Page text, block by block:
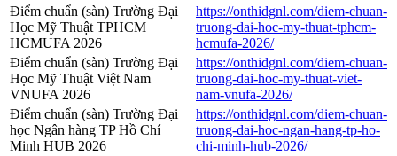
Điểm chuẩn (sàn) Trường Đại
Học Mỹ Thuật TPHCM
HCMUFA 2026
https://onthidgnl.com/diem-chuan-
truong-dai-hoc-my-thuat-tphcm-
hcmufa-2026/
Điểm chuẩn (sàn) Trường Đại
Học Mỹ Thuật Việt Nam
VNUFA 2026
https://onthidgnl.com/diem-chuan-
truong-dai-hoc-my-thuat-viet-
nam-vnufa-2026/
Điểm chuẩn (sàn) Trường Đại
học Ngân hàng TP Hồ Chí
Minh HUB 2026
https://onthidgnl.com/diem-chuan-
truong-dai-hoc-ngan-hang-tp-ho-
chi-minh-hub-2026/